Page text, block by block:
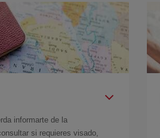
informarte de la
si requieres visado,